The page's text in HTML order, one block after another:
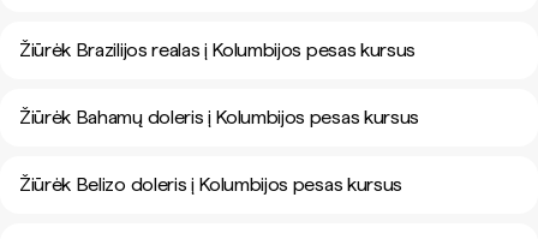
Žiūrėk Brazilijos realas į Kolumbijos pesas kursus
Žiūrėk Bahamų doleris į Kolumbijos pesas kursus
Žiūrėk Belizo doleris į Kolumbijos pesas kursus